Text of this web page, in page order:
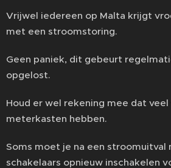
Vrijwel iedereen op Malta krijgt
met een stroomstoring.
Geen paniek, dit gebeurt
opgelost.
Houd er wel rekening mee dat
meterkasten hebben.
Soms moet je na een stroomuitval
schakelaars opnieuw inschakelen